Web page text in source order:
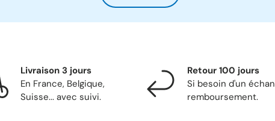
Livraison 3 jours
En France, Belgique,
Suisse... avec suivi.
Retour 100 jours
Si besoin d'un
remboursement.